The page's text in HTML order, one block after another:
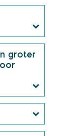
groter